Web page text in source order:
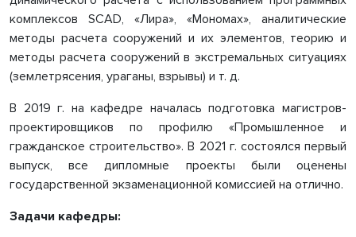
комплексов SCAD, «Лира», «Мономах», аналитические
методы расчета сооружений и их элементов, теорию и
методы расчета сооружений в экстремальных ситуациях
(землетрясения, ураганы, взрывы) и т. д.
В 2019 г. на кафедре началась подготовка магистров-
проектировщиков по профилю «Промышленное и
гражданское строительство». В 2021 г. состоялся первый
выпуск, все дипломные проекты были оценены
государственной экзаменационной комиссией на отлично.
Задачи кафедры: